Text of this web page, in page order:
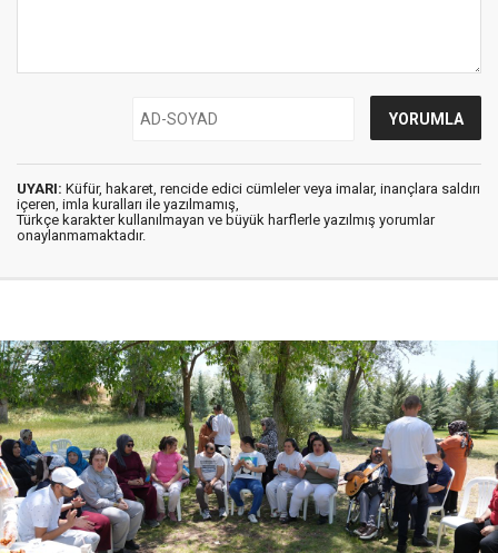
UYARI: Küfür, hakaret, rencide edici cümleler veya imalar, inançlara saldırı
içeren, imla kuralları ile yazılmamış,
Türkçe karakter kullanılmayan ve büyük harflerle yazılmış yorumlar
onaylanmamaktadır.